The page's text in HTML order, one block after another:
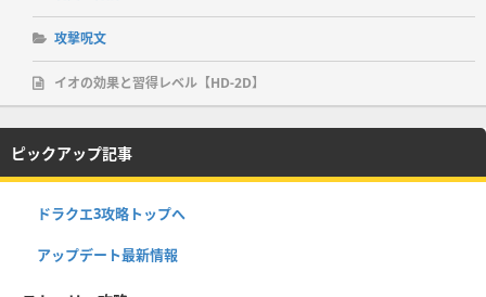
攻撃呪文
イオの効果と習得レベル【HD-2D】
ピックアップ記事
ドラクエ3攻略トップへ
アップデート最新情報